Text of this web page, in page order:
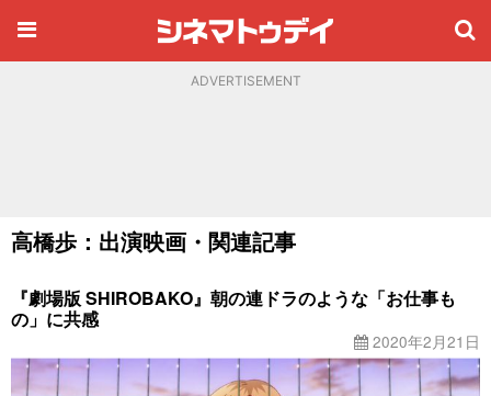
ADVERTISEMENT
高橋歩：出演映画・関連記事
『劇場版 SHIROBAKO』朝の連ドラのような「お仕事も
の」に共感
2020年2月21日